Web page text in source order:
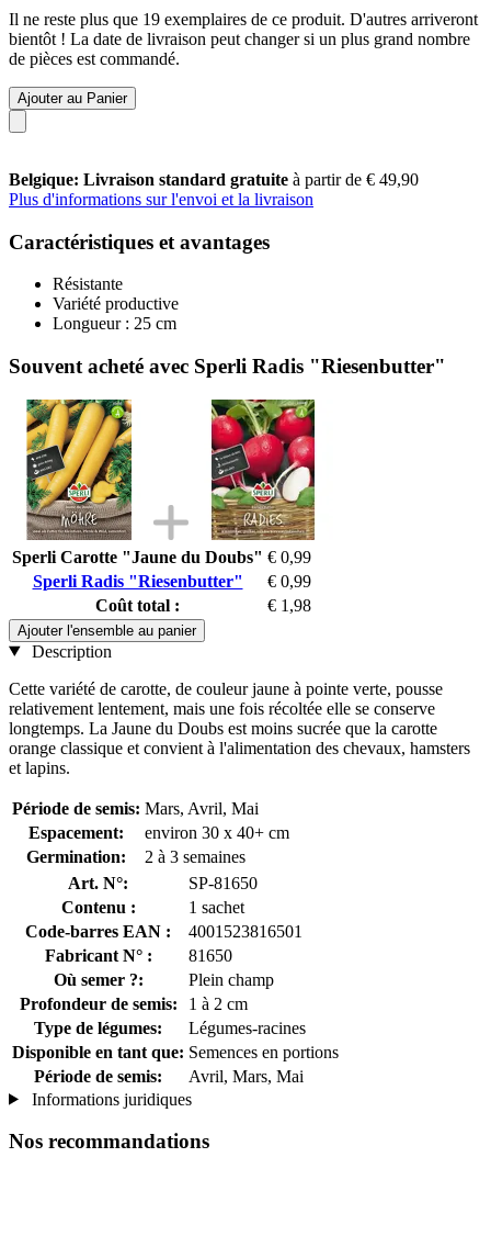
Il ne reste plus que 19 exemplaires de ce produit. D'autres arriveront
bientôt ! La date de livraison peut changer si un plus grand nombre
de pièces est commandé.
Ajouter au Panier
Belgique: Livraison standard gratuite à partir de € 49,90
Plus d'informations sur l'envoi et la livraison
Caractéristiques et avantages
Résistante
Variété productive
Longueur : 25 cm
Souvent acheté avec Sperli Radis "Riesenbutter"
Sperli Carotte "Jaune du Doubs" € 0,99
Sperli Radis "Riesenbutter"
€ 0,99
Coût total :
€ 1,98
Ajouter l'ensemble au panier
Description
Cette variété de carotte, de couleur jaune à pointe verte, pousse
relativement lentement, mais une fois récoltée elle se conserve
longtemps. La Jaune du Doubs est moins sucrée que la carotte
orange classique et convient à l'alimentation des chevaux, hamsters
et lapins.
Période de semis: Mars, Avril, Mai
Espacement:
environ 30 x 40+ cm
Germination:
2 à 3 semaines
Art. N°:
SP-81650
Contenu :
1 sachet
Code-barres EAN :
4001523816501
Fabricant N° :
81650
Où semer ?:
Plein champ
Profondeur de semis:
1 à 2 cm
Type de légumes:
Légumes-racines
Disponible en tant que: Semences en portions
Période de semis:
Avril, Mars, Mai
Informations juridiques
Nos recommandations